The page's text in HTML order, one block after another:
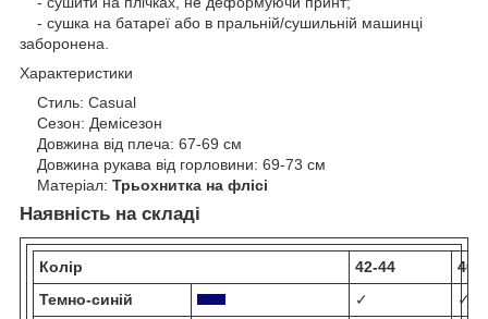
- сушка на батареї або в пральній/сушильній машинці
заборонена.
Характеристики
Стиль: Casual
Сезон: Демісезон
Довжина від плеча: 67-69 см
Довжина рукава від горловини: 69-73 см
Матеріал: Трьохнитка на флісі
Наявність на складі
Колір 42-44
46-
Темно-синій
✓ ✓